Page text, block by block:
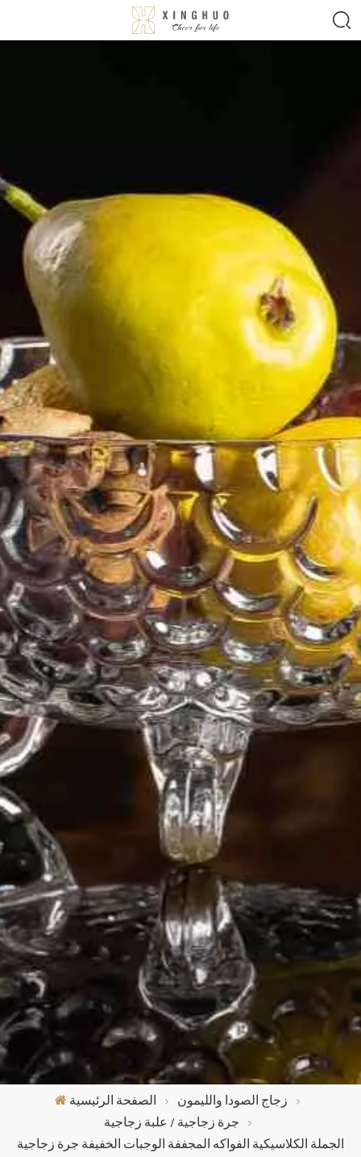
الصفحة الرئيسية
زجاج الصودا والليمون
جرة زجاجية / علبة زجاجية
الجملة الكلاسيكية الفواكه المجففة الوجبات الخفيفة جرة زجاجية